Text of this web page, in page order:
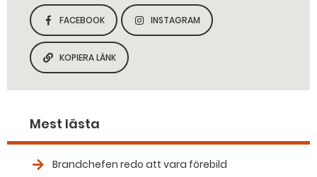
DELA SIDAN PÅ
FACEBOOK
DELA SIDAN PÅ
INSTAGRAM
KOPIERA SIDANS LÄNK
KOPIERA LÄNK
Mest lästa
Brandchefen redo att vara förebild